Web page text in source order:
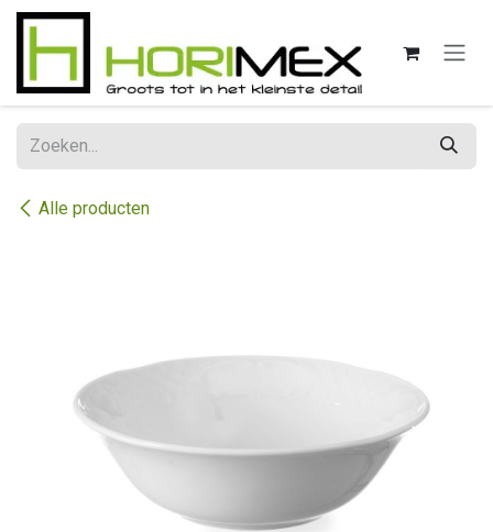
Overslaan naar inhoud
Alle producten